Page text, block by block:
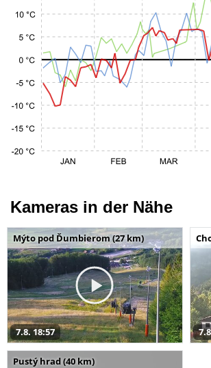
Kameras in der Nähe
Mýto pod Ďumbierom (27 km)
7.8. 18:57
Pustý hrad (40 km)